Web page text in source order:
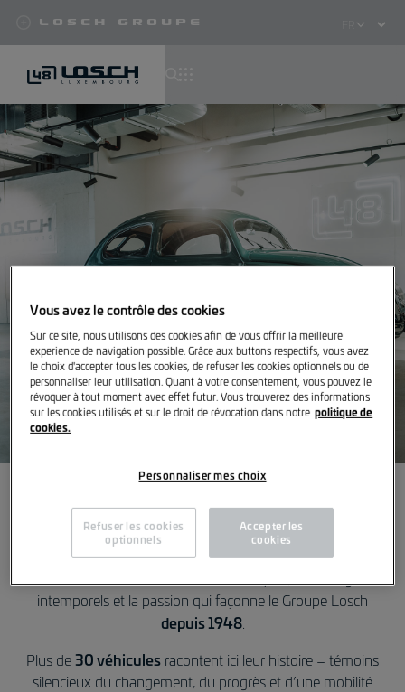
Aller
au
contenu
principal
Losch Groupe
Select
Collection Losch
Chaque véhicule raconte une histoire
intemporels et la passion qui façonne le Groupe Losch
depuis 1948.
Plus de 30 véhicules racontent ici leur histoire – témoins
silencieux du changement, du progrès et d’une mobilité
Vous avez le contrôle des cookies
Sur ce site, nous utilisons des cookies afin de vous offrir la meilleure
experience de navigation possible. Grâce aux buttons respectifs, vous avez
le choix d'accepter tous les cookies, de refuser les cookies optionnels ou de
personnaliser leur utilisation. Quant à votre consentement, vous pouvez le
révoquer à tout moment avec effet futur. Vous trouverez des informations
sur les cookies utilisés et sur le droit de révocation dans notre politique de
cookies.
Personnaliser mes choix
Refuser les cookies
optionnels
Accepter les
cookies